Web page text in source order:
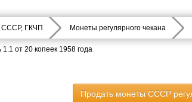
ГКЧП Монеты регулярного чекана
от 20 копеек 1958 года
Продать монеты СССР